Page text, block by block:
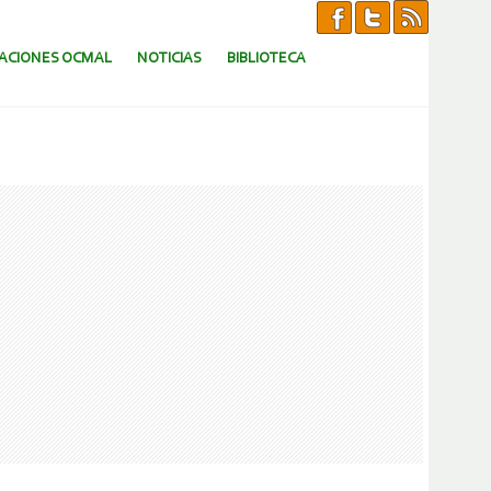
OCMAL NOTICIAS BIBLIOTECA